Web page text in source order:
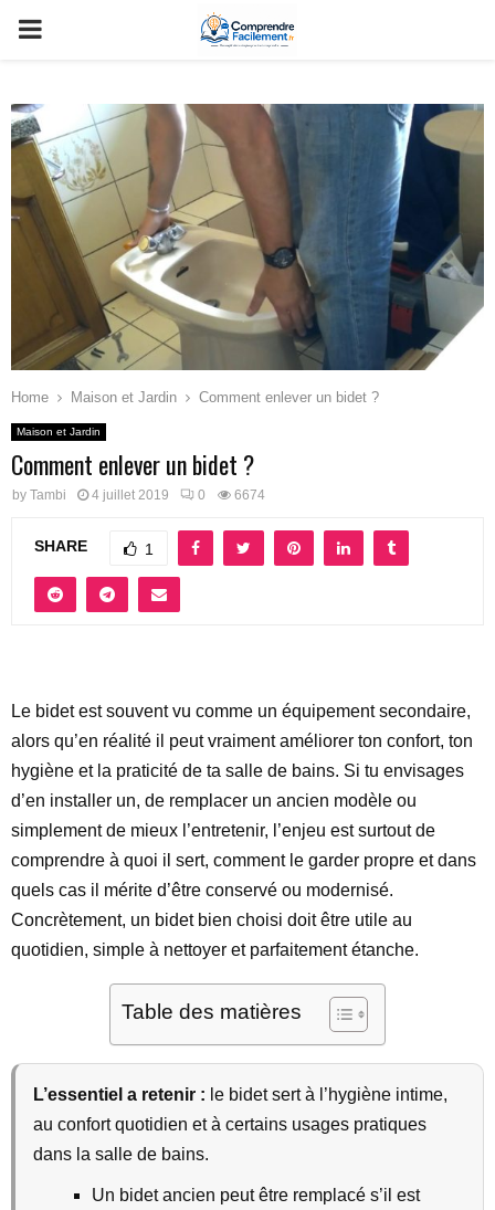
PRIMARY
Home Maison et Jardin Comment enlever un bidet ?
Maison et Jardin
Comment enlever un bidet ?
by Tambi 4 juillet 2019 0 6674
SHARE 1
Le bidet est souvent vu comme un équipement secondaire,
alors qu’en réalité il peut vraiment améliorer ton confort, ton
hygiène et la praticité de ta salle de bains. Si tu envisages
d’en installer un, de remplacer un ancien modèle ou
simplement de mieux l’entretenir, l’enjeu est surtout de
comprendre à quoi il sert, comment le garder propre et dans
quels cas il mérite d’être conservé ou modernisé.
Concrètement, un bidet bien choisi doit être utile au
quotidien, simple à nettoyer et parfaitement étanche.
Table des matières
L’essentiel a retenir : le bidet sert à l’hygiène intime,
au confort quotidien et à certains usages pratiques
dans la salle de bains.
Un bidet ancien peut être remplacé s’il est